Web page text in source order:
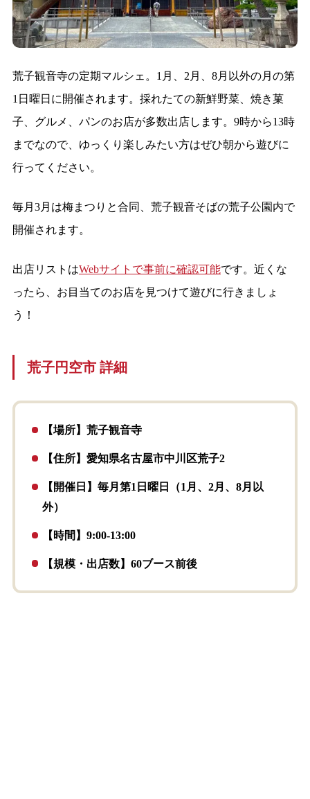
荒子観音寺の定期マルシェ。1月、2月、8月以外の月の第
1日曜日に開催されます。採れたての新鮮野菜、焼き菓
子、グルメ、パンのお店が多数出店します。9時から13時
までなので、ゆっくり楽しみたい方はぜひ朝から遊びに
行ってください。
毎月3月は梅まつりと合同、荒子観音そばの荒子公園内で
開催されます。
出店リストはWebサイトで事前に確認可能です。近くな
ったら、お目当てのお店を見つけて遊びに行きましょ
う！
荒子円空市 詳細
【場所】荒子観音寺
【住所】愛知県名古屋市中川区荒子2
【開催日】毎月第1日曜日（1月、2月、8月以
外）
【時間】9:00-13:00
【規模・出店数】60ブース前後